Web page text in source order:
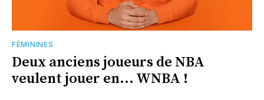
FÉMININES
Deux anciens joueurs de NBA
veulent jouer en... WNBA !